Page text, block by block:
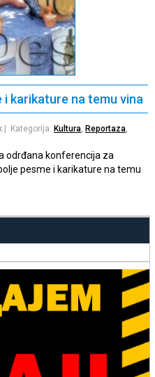
i karikature na temu vina
| Kategorija: Kultura, Reportaza,
odrđana konferencija za
pesme i karikature na temu